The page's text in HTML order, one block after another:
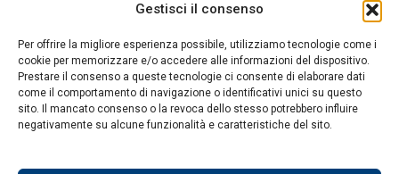
Gestisci il consenso
Per offrire la migliore esperienza possibile, utilizziamo tecnologie come i
cookie per memorizzare e/o accedere alle informazioni del dispositivo.
Prestare il consenso a queste tecnologie ci consente di elaborare dati
come il comportamento di navigazione o identificativi unici su questo
sito. Il mancato consenso o la revoca dello stesso potrebbero influire
negativamente su alcune funzionalità e caratteristiche del sito.
ANALISI E OPINIONI
SPORT CULTURA VIAGGI
Contatti
Informativa sulla privacy
DA NON PERDERE
dei “traditori divulgatori”: